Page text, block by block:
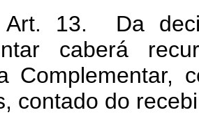
Da decisão
caberá
Complementar,
contado do